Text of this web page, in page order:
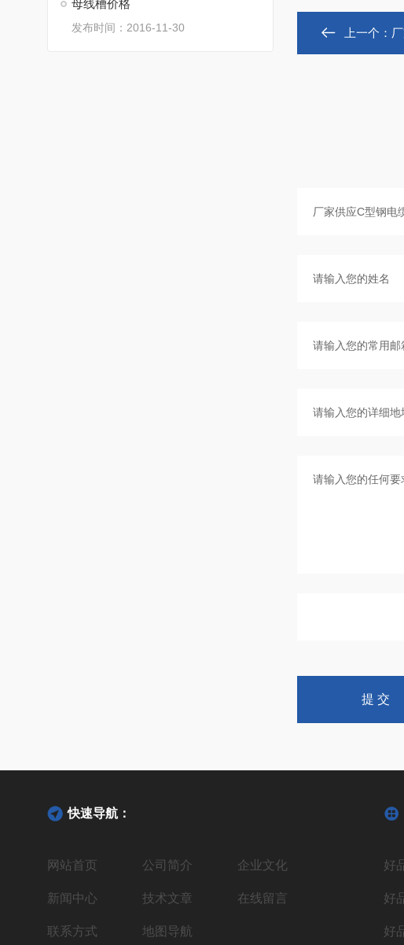
母线槽价格
发布时间：2016-11-30 上一个：
快速导航：
网站首页 公司简介 企业文化
新闻中心 技术文章 在线留言
联系方式 地图导航
好
好
好